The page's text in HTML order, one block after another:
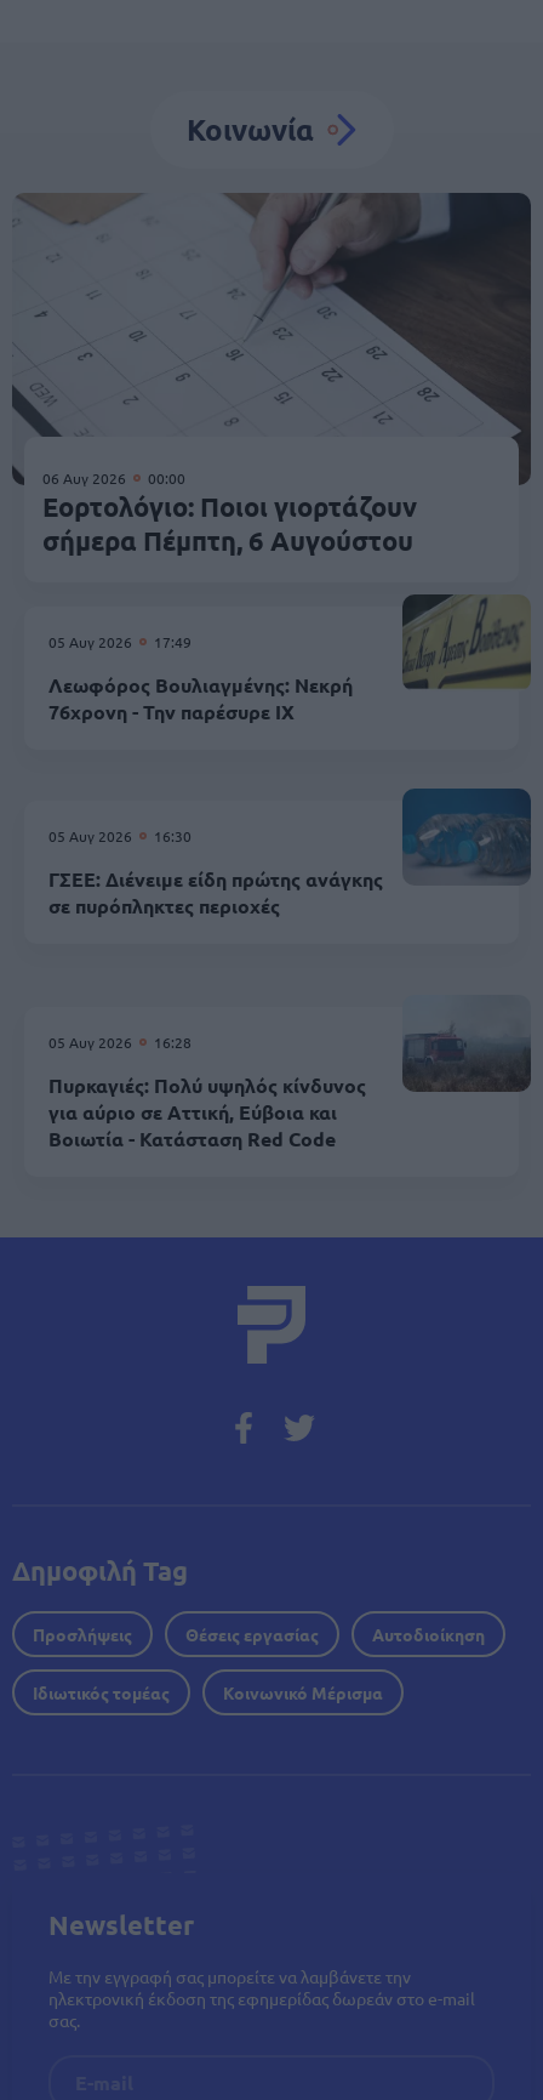
Κοινωνία
06 Αυγ 2026 00:00
Εορτολόγιο: Ποιοι γιορτάζουν
σήμερα Πέμπτη, 6 Αυγούστου
05 Αυγ 2026 17:49
Λεωφόρος Βουλιαγμένης: Νεκρή
76χρονη - Την παρέσυρε ΙΧ
05 Αυγ 2026 16:30
ΓΣΕΕ: Διένειμε είδη πρώτης ανάγκης
σε πυρόπληκτες περιοχές
05 Αυγ 2026 16:28
Πυρκαγιές: Πολύ υψηλός κίνδυνος
για αύριο σε Αττική, Εύβοια και
Βοιωτία - Κατάσταση Red Code
Δημοφιλή Tag
Προσλήψεις Θέσεις εργασίας Αυτοδιοίκηση
Ιδιωτικός τομέας Κοινωνικό Μέρισμα
Newsletter
Με την εγγραφή σας μπορείτε να λαμβάνετε την
ηλεκτρονική έκδοση της εφημερίδας δωρεάν στο e-mail
σας.